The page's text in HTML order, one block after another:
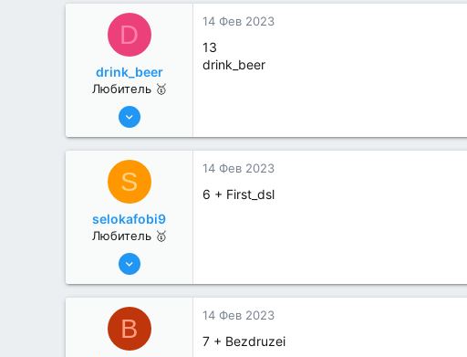
1
D
drink_beer
Любитель 🥇
26 Дек 2022
0
14 Фев 2023
13
drink_beer
S
selokafobi9
Любитель 🥇
26 Дек 2022
0
14 Фев 2023
6 + First_dsl
B 14 Фев 2023
7 + Bezdruzei